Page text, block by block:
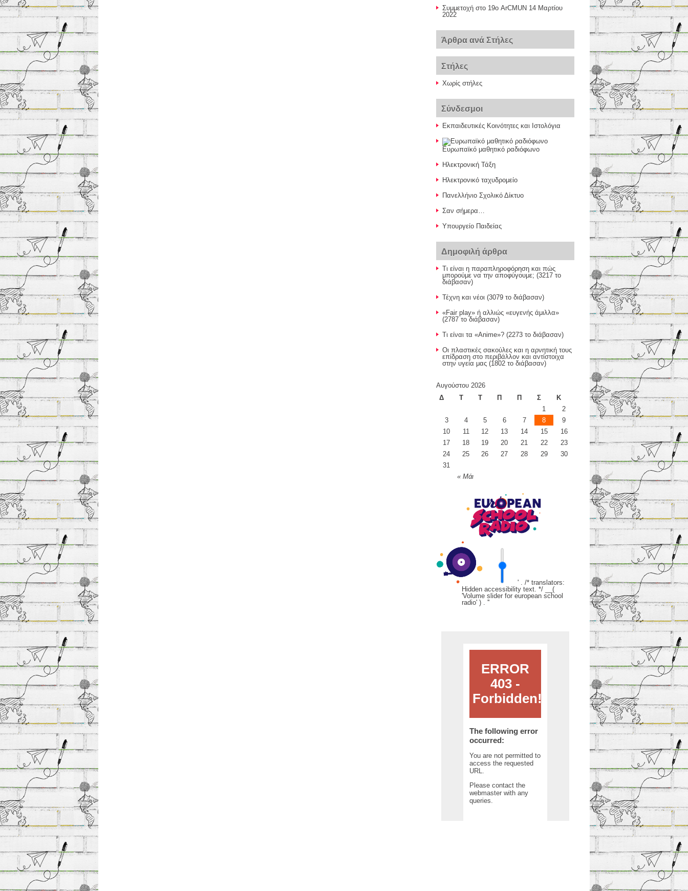
Συμμετοχή στο 19ο ArCΜUN 14 Μαρτίου
2022
Άρθρα ανά Στήλες
Στήλες
Χωρίς στήλες
Σύνδεσμοι
Εκπαιδευτικές Κοινότητες και Ιστολόγια
Ευρωπαϊκό μαθητικό ραδιόφωνο
Ηλεκτρονική Τάξη
Ηλεκτρονικό ταχυδρομείο
Πανελλήνιο Σχολικό Δίκτυο
Σαν σήμερα…
Υπουργείο Παιδείας
Δημοφιλή άρθρα
Τι είναι η παραπληροφόρηση και πώς
μπορούμε να την αποφύγουμε; (3217 το
διάβασαν)
Τέχνη και νέοι (3079 το διάβασαν)
«Fair play» ή αλλιώς «ευγενής άμιλλα»
(2787 το διάβασαν)
Τι είναι τα «Anime»? (2273 το διάβασαν)
Οι πλαστικές σακούλες και η αρνητική τους
επίδραση στο περιβάλλον και αντίστοιχα
στην υγεία μας (1802 το διάβασαν)
Αυγούστου 2026
Δ
Τ Τ Π Π Σ Κ
« Μάι
1
2
3
4 5 6 7 8
9
10
11 12 13 14 15
16
17
18 19 20 21 22
23
24
25 26 27 28 29
30
31
' . /* translators:
Hidden accessibility text. */ __(
'Volume slider for european school
radio' ) . ''